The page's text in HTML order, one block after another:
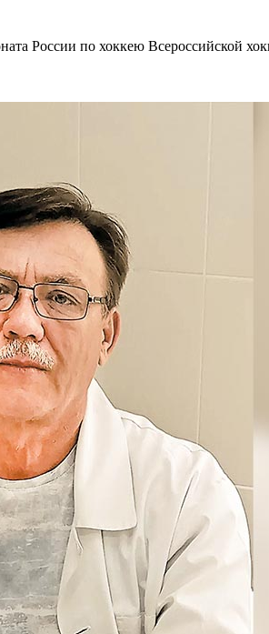
России по хоккею Всероссийской